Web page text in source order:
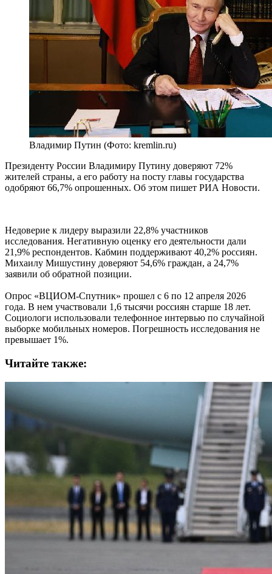
Владимир Путин (Фото: kremlin.ru)
Президенту России Владимиру Путину доверяют 72%
жителей страны, а его работу на посту главы государства
одобряют 66,7% опрошенных. Об этом пишет РИА Новости.
Недоверие к лидеру выразили 22,8% участников
исследования. Негативную оценку его деятельности дали
21,9% респондентов. Кабмин поддерживают 40,2% россиян.
Михаилу Мишустину доверяют 54,6% граждан, а 24,7%
заявили об обратной позиции.
Опрос «ВЦИОМ-Спутник» прошел с 6 по 12 апреля 2026
года. В нем участвовали 1,6 тысячи россиян старше 18 лет.
Социологи использовали телефонное интервью по случайной
выборке мобильных номеров. Погрешность исследования не
превышает 1%.
Читайте также: